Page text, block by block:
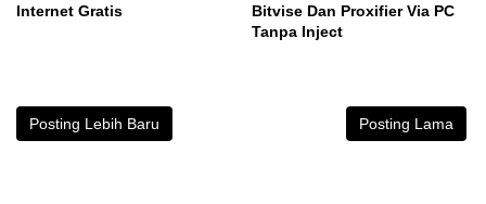
Internet Gratis
Bitvise Dan Proxifier Via PC
Tanpa Inject
Posting Lebih Baru Posting Lama